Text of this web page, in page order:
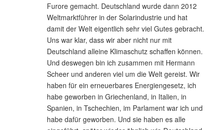
Furore gemacht. Deutschland wurde dann 2012
Weltmarktführer in der Solarindustrie und hat
damit der Welt eigentlich sehr viel Gutes gebracht.
Uns war klar, dass wir aber nicht nur mit
Deutschland alleine Klimaschutz schaffen können.
Und deswegen bin ich zusammen mit Hermann
Scheer und anderen viel um die Welt gereist. Wir
haben für ein erneuerbares Energiengesetz, ich
habe geworben in Griechenland, in Italien, in
Spanien, in Tschechien, im Parlament war ich und
habe dafür geworben. Und sie haben es alle